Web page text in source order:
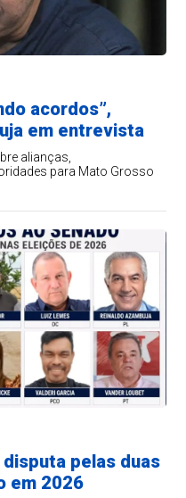
acordos”,
em entrevista
alianças,
para Mato Grosso
pelas duas
em 2026